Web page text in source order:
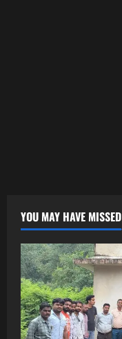
YOU MAY HAVE MISSED